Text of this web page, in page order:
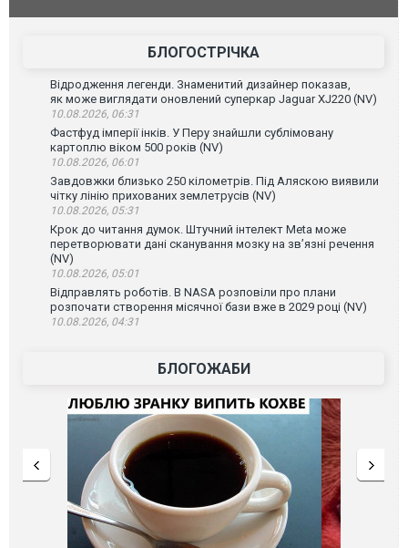
до
зіркового
БЛОГОСТРІЧКА
Відродження легенди. Знаменитий дизайнер показав,
як може виглядати оновлений суперкар Jaguar XJ220 (NV)
10.08.2026, 06:31
Фастфуд імперії інків. У Перу знайшли сублімовану
картоплю віком 500 років (NV)
10.08.2026, 06:01
Завдовжки близько 250 кілометрів. Під Аляскою виявили
чітку лінію прихованих землетрусів (NV)
10.08.2026, 05:31
Крок до читання думок. Штучний інтелект Meta може
перетворювати дані сканування мозку на зв’язні речення
(NV)
10.08.2026, 05:01
Відправлять роботів. В NASA розповіли про плани
розпочати створення місячної бази вже в 2029 році (NV)
10.08.2026, 04:31
БЛОГОЖАБИ